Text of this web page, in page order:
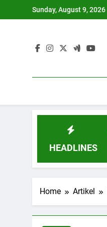
to
Sunday, August 9, 2026
HEADLINES
Tinggi di Era Kontemporer
Home Artikel